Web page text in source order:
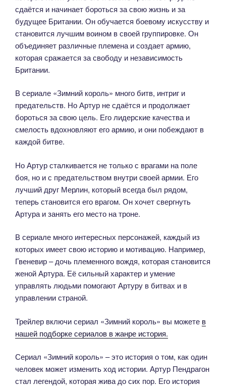
сдаётся и начинает бороться за свою жизнь и за
будущее Британии. Он обучается боевому искусству и
становится лучшим воином в своей группировке. Он
объединяет различные племена и создает армию,
которая сражается за свободу и независимость
Британии.
В сериале «Зимний король» много битв, интриг и
предательств. Но Артур не сдаётся и продолжает
бороться за свою цель. Его лидерские качества и
смелость вдохновляют его армию, и они побеждают в
каждой битве.
Но Артур сталкивается не только с врагами на поле
боя, но и с предательством внутри своей армии. Его
лучший друг Мерлин, который всегда был рядом,
теперь становится его врагом. Он хочет свергнуть
Артура и занять его место на троне.
В сериале много интересных персонажей, каждый из
которых имеет свою историю и мотивацию. Например,
Гвеневир – дочь племенного вождя, которая становится
женой Артура. Её сильный характер и умение
управлять людьми помогают Артуру в битвах и в
управлении страной.
Трейлер включи сериал «Зимний король» вы можете в
нашей подборке сериалов в жанре история.
Сериал «Зимний король» – это история о том, как один
человек может изменить ход истории. Артур Пендрагон
стал легендой, которая жива до сих пор. Его история